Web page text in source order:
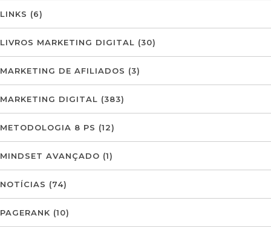
LINKS (6)
LIVROS MARKETING DIGITAL (30)
MARKETING DE AFILIADOS (3)
MARKETING DIGITAL (383)
METODOLOGIA 8 PS (12)
MINDSET AVANÇADO (1)
NOTÍCIAS (74)
PAGERANK (10)